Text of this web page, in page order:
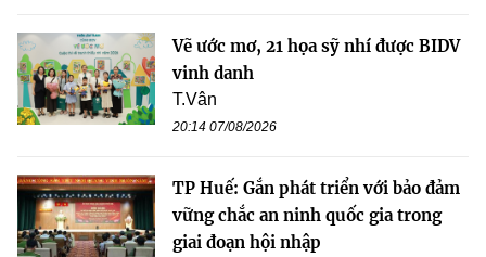
Vẽ ước mơ, 21 họa sỹ nhí được BIDV
vinh danh
T.Vân
20:14 07/08/2026
TP Huế: Gắn phát triển với bảo đảm
vững chắc an ninh quốc gia trong
giai đoạn hội nhập